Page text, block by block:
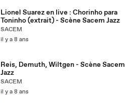
Lionel Suarez en live : Chorinho para
Toninho (extrait) - Scène Sacem Jazz
SACEM
il y a 8 ans
Reis, Demuth, Wiltgen - Scène Sacem
Jazz
SACEM
il y a 8 ans